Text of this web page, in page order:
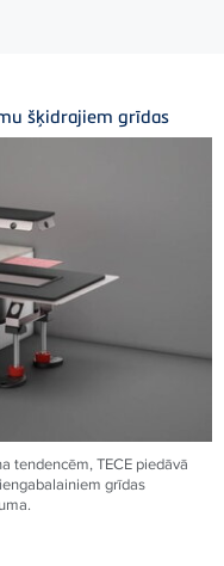
šķidrajiem grīdas
tendencēm,TECE piedāvā
grīdas